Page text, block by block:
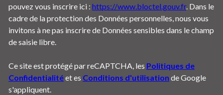
pouvez vous inscrire ici : https://www.bloctel.gouv.fr. Dans le
cadre de la protection des Données personnelles, nous vous
invitons à ne pas inscrire de Données sensibles dans le champ
de saisie libre.
Ce site est protégé par reCAPTCHA, les Politiques de
Confidentialitéet es Conditions d'utilisation de Google
s'appliquent.